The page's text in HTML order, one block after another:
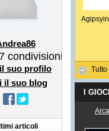
condivisioni
suo profilo
il suo blog
articoli
Tutto
I